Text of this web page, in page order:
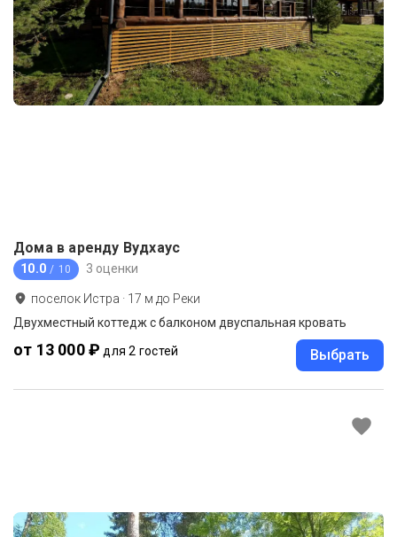
Дома в аренду Вудхаус
10.0 / 10 3 оценки
поселок Истра · 17 м до Реки
Двухместный коттедж с балконом двуспальная кровать
от 13 000 ₽ для 2 гостей Выбрать